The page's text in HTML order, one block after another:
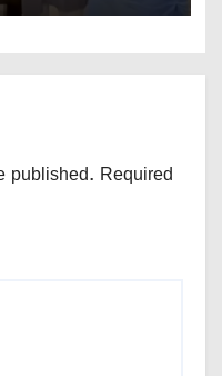
published. Required